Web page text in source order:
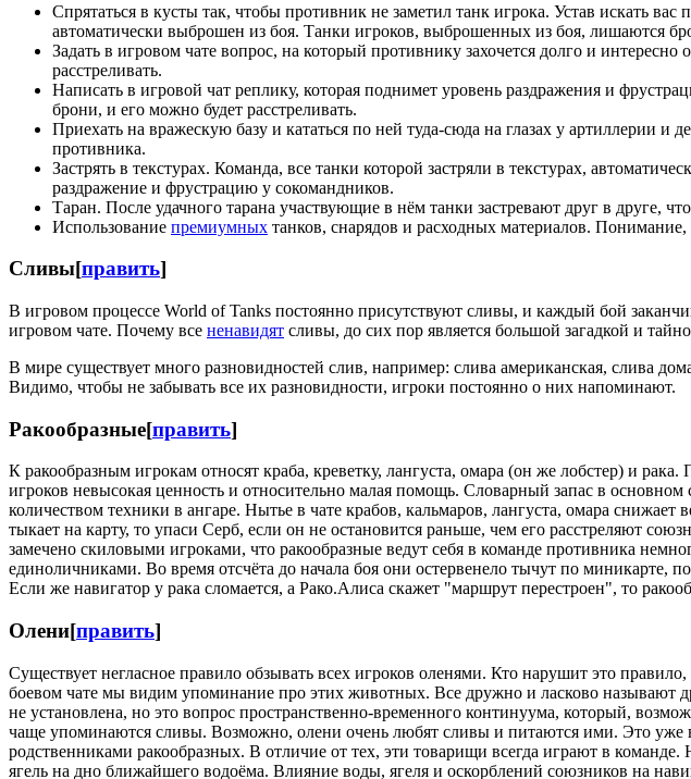
Спрятаться в кусты так, чтобы противник не заметил танк игрока. Устав искать
автоматически выброшен из боя. Танки игроков, выброшенных из боя, лишаются
Задать в игровом чате вопрос, на который противнику захочется долго и
расстреливать.
Написать в игровой чат реплику, которая поднимет уровень раздражения и
брони, и его можно будет расстреливать.
Приехать на вражескую базу и кататься по ней туда-сюда на глазах у артиллерии
противника.
Застрять в текстурах. Команда, все танки которой застряли в текстурах,
раздражение и фрустрацию у сокомандников.
Таран. После удачного тарана участвующие в нём танки застревают друг в друге,
Использование премиумных танков, снарядов и расходных материалов. Понимание,
Сливы[править]
В игровом процессе World of Tanks постоянно присутствуют сливы, и каждый бой
игровом чате. Почему все ненавидят сливы, до сих пор является большой загадкой и
В мире существует много разновидностей слив, например: слива американская, слива
Видимо, чтобы не забывать все их разновидности, игроки постоянно о них напоминают.
Ракообразные[править]
К ракообразным игрокам относят краба, креветку, лангуста, омара (он же лобстер) и
игроков невысокая ценность и относительно малая помощь. Словарный запас в
количеством техники в ангаре. Нытье в чате крабов, кальмаров, лангуста, омара снижает
тыкает на карту, то упаси Серб, если он не остановится раньше, чем его расстреляют
замечено скиловыми игроками, что ракообразные ведут себя в команде противника
единоличниками. Во время отсчёта до начала боя они остервенело тычут по
Если же навигатор у рака сломается, а Рако.Алиса скажет "маршрут перестроен", то
Олени[править]
Существует негласное правило обзывать всех игроков оленями. Кто нарушит это
боевом чате мы видим упоминание про этих животных. Все дружно и ласково называют
не установлена, но это вопрос пространственно-временного континуума, который,
чаще упоминаются сливы. Возможно, олени очень любят сливы и питаются ими. Это уже
родственниками ракообразных. В отличие от тех, эти товарищи всегда играют в
ягель на дно ближайшего водоёма. Влияние воды, ягеля и оскорблений союзников на